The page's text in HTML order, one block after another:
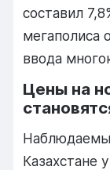
составил
мегаполиса
ввода
Цены на
Казахстане